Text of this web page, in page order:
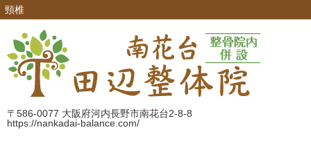
頸椎
〒586-0077 大阪府河内長野市南花台2-8-8
https://nankadai-balance.com/